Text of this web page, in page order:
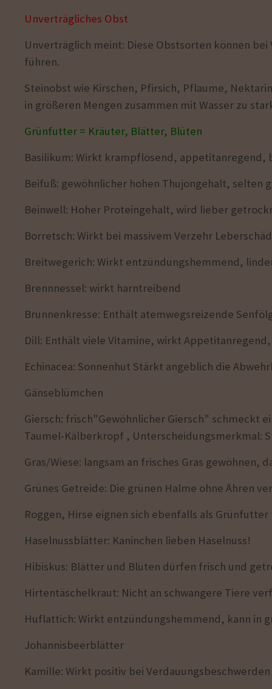
Unverträgliches Obst
Unverträglich meint: Diese Obstsorten können
führen.
Steinobst wie Kirschen, Pfirsich, Pflaume,
in größeren Mengen zusammen mit Wasser zu
Grünfutter = Kräuter, Blätter, Blüten
Basilikum: Wirkt krampflösend, appetitanregend,
Beifuß: gewöhnlicher hohen Thujongehalt, selten
Beinwell: Hoher Proteingehalt, wird lieber
Borretsch: Wirkt bei massivem Verzehr
Breitwegerich: Wirkt entzündungshemmend,
Brennnessel: wirkt harntreibend
Brunnenkresse: Enthält atemwegsreizende
Dill: Enthält viele Vitamine, wirkt
Echinacea: Sonnenhut Stärkt angeblich die
Gänseblümchen
Giersch: frisch"Gewöhnlicher Giersch" schmeckt
Taumel-Kälberkropf , Unterscheidungsmerkmal:
Gras/Wiese: langsam an frisches Gras
Grünes Getreide: Die grünen Halme ohne Ähren
Roggen, Hirse eignen sich ebenfalls als
Haselnussblätter: Kaninchen lieben Haselnuss!
Hibiskus: Blätter und Blüten dürfen frisch und
Hirtentäschelkraut: Nicht an schwangere Tiere
Huflattich: Wirkt entzündungshemmend, kann in
Johannisbeerblätter
Kamille: Wirkt positiv bei